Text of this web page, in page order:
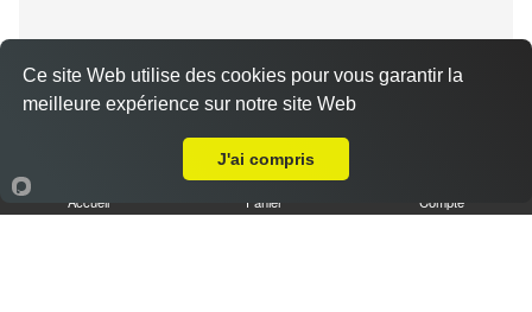
Accueil Panier Compte
Ce site Web utilise des cookies pour vous garantir la
meilleure expérience sur notre site Web
J'ai compris